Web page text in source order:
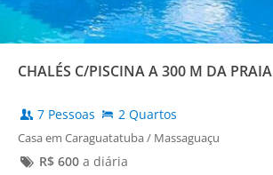
CHALÉS C/PISCINA A 300 M DA PRAIA
7 Pessoas 2 Quartos
Casa em Caraguatatuba / Massaguaçu
R$ 600a diária